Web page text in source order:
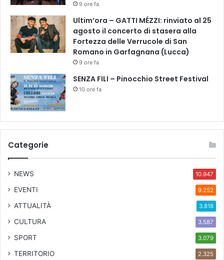
9 ore fa
Ultim’ora – GATTI MÉZZI: rinviato al 25
agosto il concerto di stasera alla
Fortezza delle Verrucole di San
Romano in Garfagnana (Lucca)
9 ore fa
SENZA FILI – Pinocchio Street Festival
10 ore fa
Categorie
NEWS 10.947
EVENTI 9.252
ATTUALITÀ 3.818
CULTURA 3.587
SPORT 3.079
TERRITORIO 2.325